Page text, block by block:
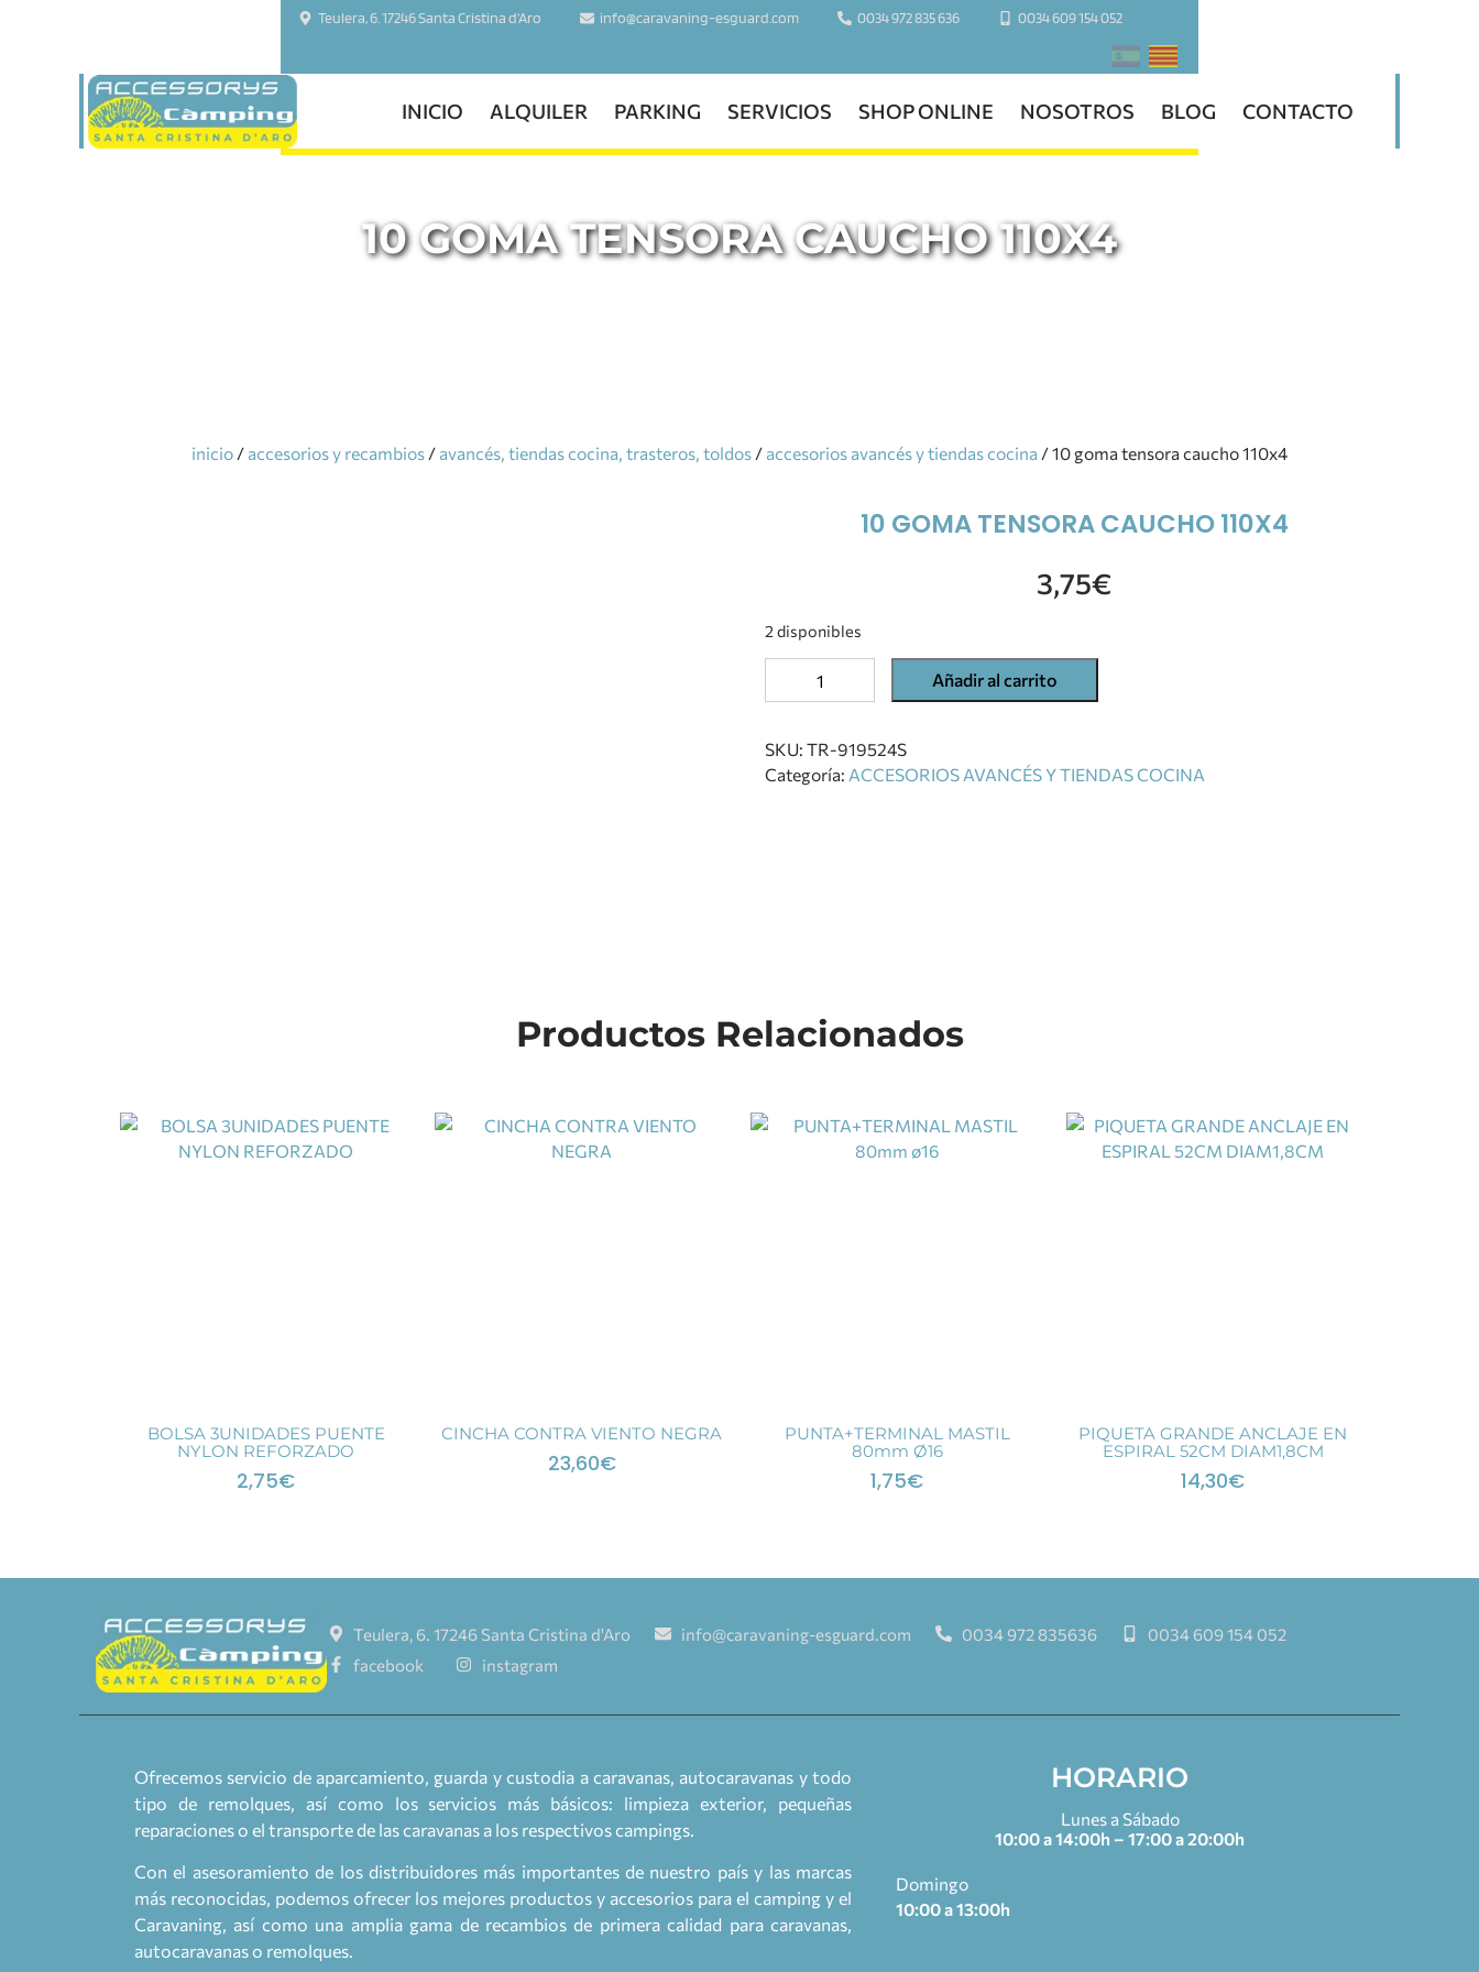
Teulera, 6. 17246 Santa Cristina d'Aro info@caravaning-esguard.com 0034 972 835 636 0034 609 154 052
INICIO ALQUILER PARKING SERVICIOS SHOP ONLINE NOSOTROS BLOG CONTACTO
10 GOMA TENSORA CAUCHO 110X4
inicio / accesorios y recambios / avancés, tiendas cocina, trasteros, toldos / accesorios avancés y tiendas cocina / 10 goma tensora caucho 110x4
10 GOMA TENSORA CAUCHO 110X4
3,75€
2 disponibles
Añadir al carrito
SKU:TR-919524S
Categoría: ACCESORIOS AVANCÉS Y TIENDAS COCINA
Productos Relacionados
BOLSA 3UNIDADES PUENTE
NYLON REFORZADO
2,75€
CINCHA CONTRA VIENTO NEGRA
23,60€
PUNTA+TERMINAL MASTIL
80mm Ø16
1,75€
PIQUETA GRANDE ANCLAJE EN
ESPIRAL 52CM DIAM1,8CM
14,30€
Teulera, 6. 17246 Santa Cristina d'Aro info@caravaning-esguard.com 0034 972 835636
0034 609 154 052
facebook
instagram
Ofrecemos servicio de aparcamiento, guarda y custodia a caravanas, autocaravanas y todo
tipo de remolques, así como los servicios más básicos: limpieza exterior, pequeñas
reparaciones o el transporte de las caravanas a los respectivos campings.
Con el asesoramiento de los distribuidores más importantes de nuestro país y las marcas
más reconocidas, podemos ofrecer los mejores productos y accesorios para el camping y el
Caravaning, así como una amplia gama de recambios de primera calidad para caravanas,
autocaravanas o remolques.
HORARIO
Lunes a Sábado
10:00 a 14:00h – 17:00 a 20:00h
Domingo
10:00 a 13:00h